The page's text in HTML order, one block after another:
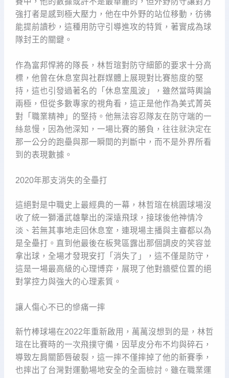
強打者是感到極大壓力，他在中外野的站位移動，彷彿
能提前讀秒，這種用防守引導進攻的特質，著實成為球
隊封王的關鍵。
作為富邦悍將的隊長，林哲瑄對防守細節的要求十分高
標，他曾在休息室與社群媒體上展現對比賽態度的堅
持，這也引發過著名的「休息室風波」，雖然當時輿論
兩極，但從多數專家的視角看，這正是他作為美式菁英
對「職業精神」的堅持。他無法容忍隊友在防守端的一
絲怠慢，因為他深知，一場比賽的勝負，往往就決定在
那一公分的跑壘與那一瞬間的判斷中，而不是外界所看
到的表現數據。
2020年那支消失的全壘打
這絕對是中職史上最經典的一幕，林哲瑄在桃園球場沒
收了統一獅潘武雄擊出的深遠飛球，接球後他神情冷
淡、若無其事地走回休息室，連現場主播與主審都以為
是全壘打。直到他最後在板凳區露出那個調皮的笑容並
拿出球，全場才發現安打「消失了」，這不僅是防守，
這是一場最高級的心理博弈，展現了他對牆壁位置的絕
對掌控力與強大的心理素質。
讓人傷心不已的慘痛一摔
新竹棒球場在2022年重新啟用，萬萬沒想到的是，林哲
瑄在比賽時的一次飛撲守備，因草皮分布不均與碎石，
導致左肩關節唇破裂，這一摔不僅摔掉了他的新賽季，
也摔出了台灣對運動場地安全的全面檢討。雖在職業運